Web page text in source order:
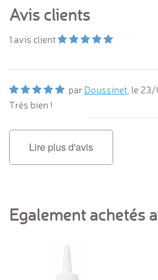
Avis clients
1 avis client
par Doussinet, le 23/
Très bien !
Lire plus d'avis
Egalement achetés